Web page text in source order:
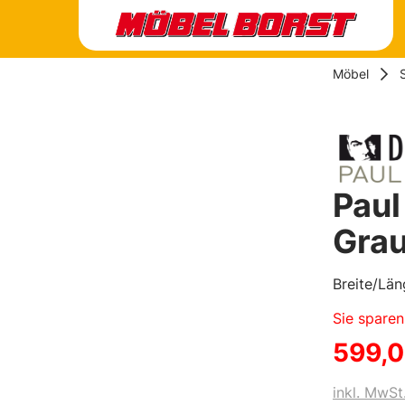
Möbel
Breite/
Sie sparen
inkl.